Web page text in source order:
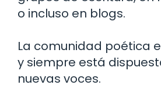
o incluso en blogs.
La comunidad poética
y siempre está
nuevas voces.